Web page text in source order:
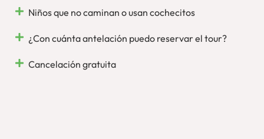
Niños que no caminan o usan cochecitos
¿Con cuánta antelación puedo reservar el tour?
Cancelación gratuita